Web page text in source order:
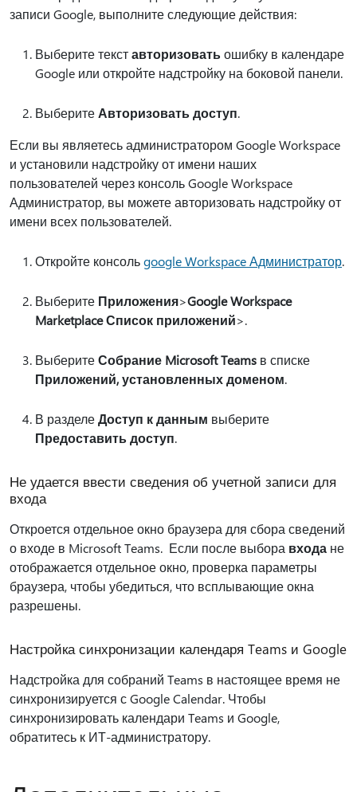
записи Google, выполните следующие действия:
Выберите текставторизоватьошибку в календаре
Google или откройте надстройку на боковой панели.
Выберите Авторизовать доступ.
Если вы являетесь администратором Google Workspace
и установили надстройку от имени наших
пользователей через консоль Google Workspace
Администратор, вы можете авторизовать надстройку от
имени всех пользователей.
Откройте консольgoogle Workspace Администратор.
Выберите Приложения>Google Workspace
Marketplace Список приложений>.
ВыберитеСобрание Microsoft Teams в списке
Приложений, установленных доменом.
В разделеДоступ к данным выберите
Предоставить доступ.
Не удается ввести сведения об учетной записи для
входа
Откроется отдельное окно браузера для сбора сведений
о входе в Microsoft Teams. Если после выбора входа не
отображается отдельное окно, проверка параметры
браузера, чтобы убедиться, что всплывающие окна
разрешены.
Настройка синхронизации календаря Teams и Google
Надстройка для собраний Teams в настоящее время не
синхронизируется с Google Calendar. Чтобы
синхронизировать календари Teams и Google,
обратитесь к ИТ-администратору.